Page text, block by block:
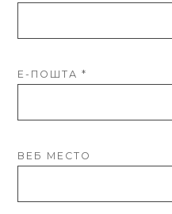
Е-ПОШТА*
ВЕБ МЕСТО